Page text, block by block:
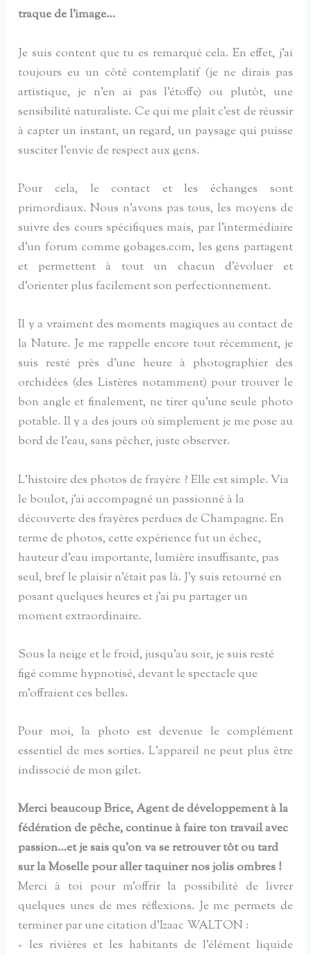
traque de l’image…
Je suis content que tu es remarqué cela. En effet, j’ai
toujours eu un côté contemplatif (je ne dirais pas
artistique, je n’en ai pas l’étoffe) ou plutôt, une
sensibilité naturaliste. Ce qui me plaît c’est de réussir
à capter un instant, un regard, un paysage qui puisse
susciter l’envie de respect aux gens.
Pour cela, le contact et les échanges sont
primordiaux. Nous n’avons pas tous, les moyens de
suivre des cours spécifiques mais, par l’intermédiaire
d’un forum comme gobages.com, les gens partagent
et permettent à tout un chacun d’évoluer et
d’orienter plus facilement son perfectionnement.
Il y a vraiment des moments magiques au contact de
la Nature. Je me rappelle encore tout récemment, je
suis resté près d’une heure à photographier des
orchidées (des Listères notamment) pour trouver le
bon angle et finalement, ne tirer qu’une seule photo
potable. Il y a des jours où simplement je me pose au
bord de l’eau, sans pêcher, juste observer.
L’histoire des photos de frayère ? Elle est simple. Via
le boulot, j’ai accompagné un passionné à la
découverte des frayères perdues de Champagne. En
terme de photos, cette expérience fut un échec,
hauteur d’eau importante, lumière insuffisante, pas
seul, bref le plaisir n’était pas là. J’y suis retourné en
posant quelques heures et j’ai pu partager un
moment extraordinaire.
Sous la neige et le froid, jusqu’au soir, je suis resté
figé comme hypnotisé, devant le spectacle que
m’offraient ces belles.
Pour moi, la photo est devenue le complément
essentiel de mes sorties. L’appareil ne peut plus être
indissocié de mon gilet.
Merci beaucoup Brice, Agent de développement à la
fédération de pêche, continue à faire ton travail avec
passion…et je sais qu’on va se retrouver tôt ou tard
sur la Moselle pour aller taquiner nos jolis ombres !
Merci à toi pour m’offrir la possibilité de livrer
quelques unes de mes réflexions. Je me permets de
terminer par une citation d’Izaac WALTON :
« les rivières et les habitants de l’élément liquide